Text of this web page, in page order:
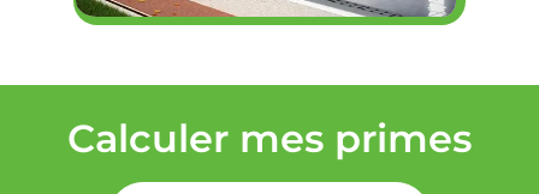
Calculer mes primes